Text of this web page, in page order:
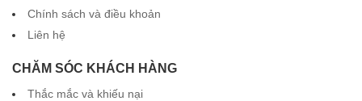
Chính sách và điều khoản
Liên hệ
CHĂM SÓC KHÁCH HÀNG
Thắc mắc và khiếu nại